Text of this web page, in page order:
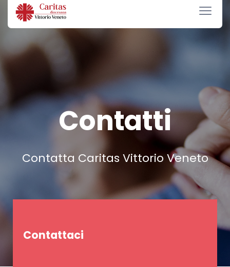
Contatti
Contatta Caritas Vittorio Veneto
Contattaci